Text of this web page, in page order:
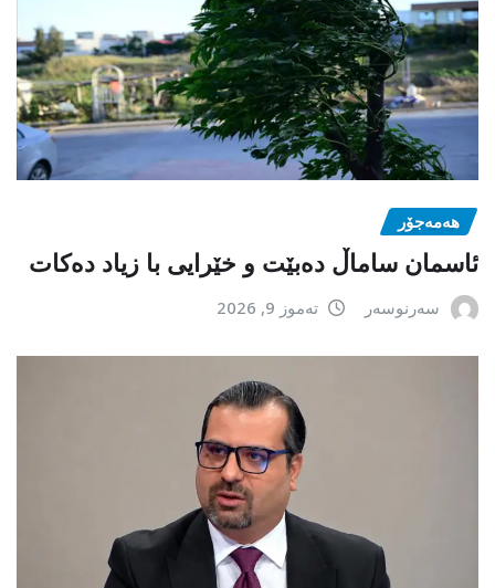
هەمەجۆر
ئاسمان ساماڵ دەبێت و خێرایی با زیاد دەکات
سەرنوسەر تەموز 9, 2026